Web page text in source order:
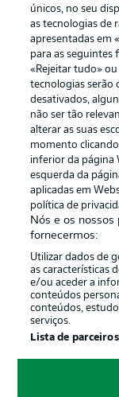
Publicidade
Gerir
Trabalhe
Contato
©
únicos, no seu
as tecnologias de
apresentadas em
para as seguintes
«Rejeitar tudo»
tecnologias serão
desativados,
não ser tão
alterar as suas
momento
inferior da página
esquerda da
aplicadas em
política de
Nós e os
fornecermos:
Utilizar dados de
as características
e/ou aceder a
conteúdos
conteúdos,
serviços.
Lista de